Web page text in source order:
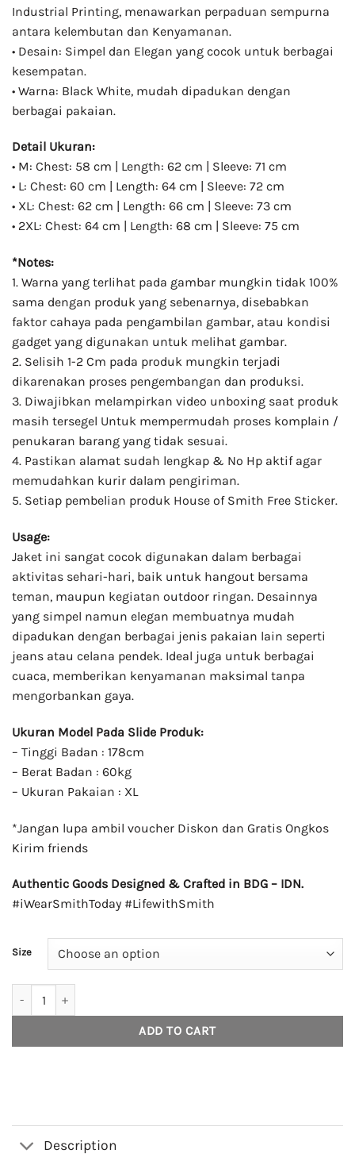
Industrial Printing, menawarkan perpaduan sempurna
antara kelembutan dan Kenyamanan.
• Desain: Simpel dan Elegan yang cocok untuk berbagai
kesempatan.
• Warna: Black White, mudah dipadukan dengan
berbagai pakaian.
Detail Ukuran:
• M: Chest: 58 cm | Length: 62 cm | Sleeve: 71 cm
• L: Chest: 60 cm | Length: 64 cm | Sleeve: 72 cm
• XL: Chest: 62 cm | Length: 66 cm | Sleeve: 73 cm
• 2XL: Chest: 64 cm | Length: 68 cm | Sleeve: 75 cm
*Notes:
1. Warna yang terlihat pada gambar mungkin tidak 100%
sama dengan produk yang sebenarnya, disebabkan
faktor cahaya pada pengambilan gambar, atau kondisi
gadget yang digunakan untuk melihat gambar.
2. Selisih 1-2 Cm pada produk mungkin terjadi
dikarenakan proses pengembangan dan produksi.
3. Diwajibkan melampirkan video unboxing saat produk
masih tersegel Untuk mempermudah proses komplain /
penukaran barang yang tidak sesuai.
4. Pastikan alamat sudah lengkap & No Hp aktif agar
memudahkan kurir dalam pengiriman.
5. Setiap pembelian produk House of Smith Free Sticker.
Usage:
Jaket ini sangat cocok digunakan dalam berbagai
aktivitas sehari-hari, baik untuk hangout bersama
teman, maupun kegiatan outdoor ringan. Desainnya
yang simpel namun elegan membuatnya mudah
dipadukan dengan berbagai jenis pakaian lain seperti
jeans atau celana pendek. Ideal juga untuk berbagai
cuaca, memberikan kenyamanan maksimal tanpa
mengorbankan gaya.
Ukuran Model Pada Slide Produk:
– Tinggi Badan : 178cm
– Berat Badan : 60kg
– Ukuran Pakaian : XL
*Jangan lupa ambil voucher Diskon dan Gratis Ongkos
Kirim friends
Authentic Goods Designed & Crafted in BDG – IDN.
#iWearSmithToday #LifewithSmith
Size
ADD TO CART
Description